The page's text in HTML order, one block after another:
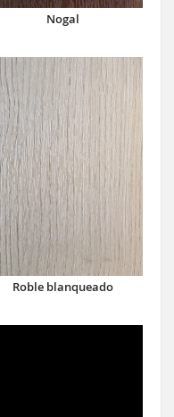
Nogal
Roble blanqueado